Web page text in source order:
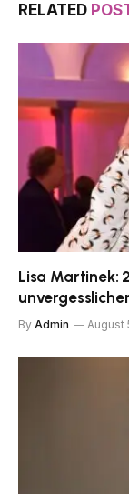
RELATED
Lisa Martinek:
By Admin August